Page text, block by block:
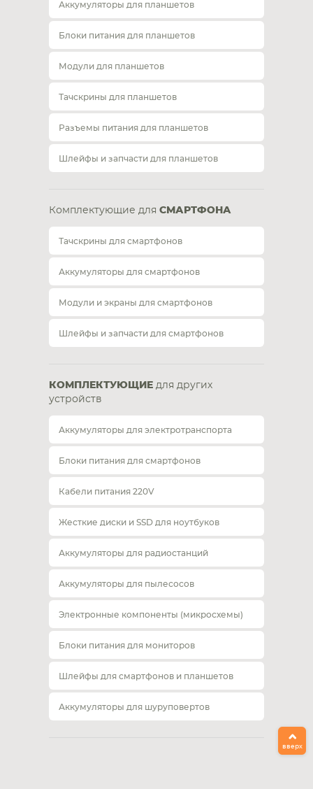
Аккумуляторы для планшетов
Блоки питания для планшетов
Модули для планшетов
Тачскрины для планшетов
Разъемы питания для планшетов
Шлейфы и запчасти для планшетов
Комплектующие для СМАРТФОНА
Тачскрины для смартфонов
Аккумуляторы для смартфонов
Модули и экраны для смартфонов
Шлейфы и запчасти для смартфонов
КОМПЛЕКТУЮЩИЕ для других
устройств
Аккумуляторы для электротранспорта
Блоки питания для смартфонов
Кабели питания 220V
Жесткие диски и SSD для ноутбуков
Аккумуляторы для радиостанций
Аккумуляторы для пылесосов
Электронные компоненты (микросхемы)
Блоки питания для мониторов
Шлейфы для смартфонов и планшетов
Аккумуляторы для шуруповертов
вверх